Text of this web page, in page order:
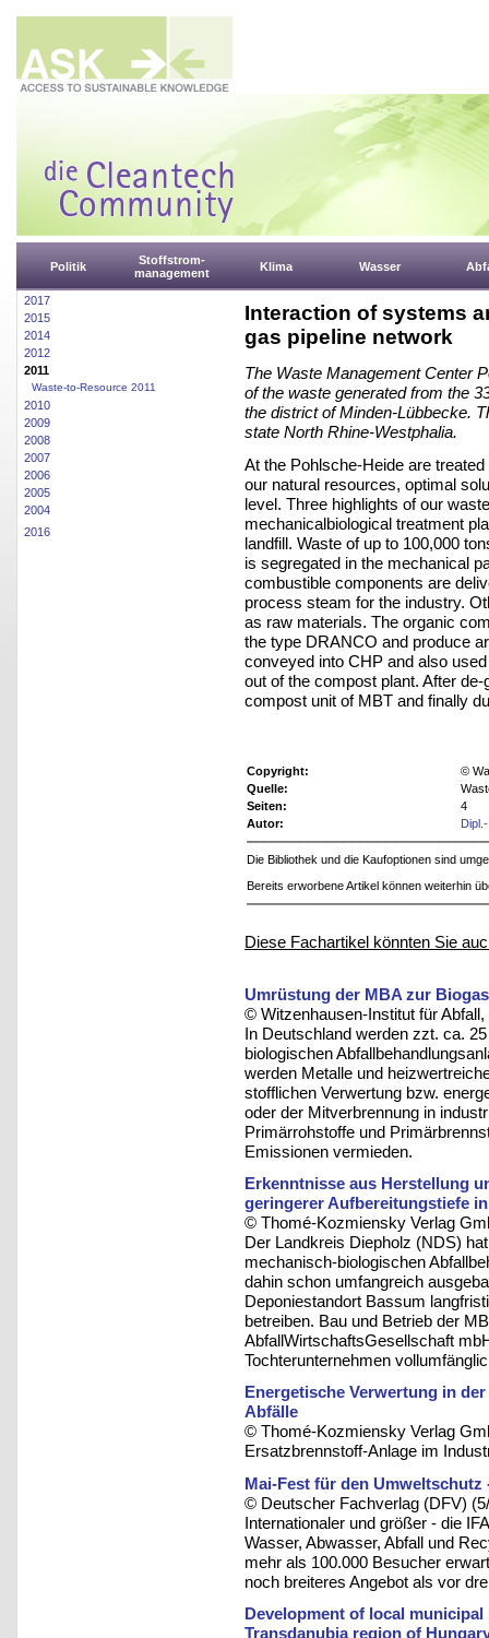
Politik
Stoffstrom-
management
Klima Wasser
2017
2015
2014
2012
2011
Waste-to-Resource 2011
2010
2009
2008
2007
2006
2005
2004
2016
Interaction of systems
gas pipeline network
The Waste Management Center
of the waste generated from the
the district of Minden-Lübbecke.
state North Rhine-Westphalia.
At the Pohlsche-Heide are
our natural resources, optimal
level. Three highlights of our
mechanicalbiological treatment
landfill. Waste of up to 100,000
is segregated in the mechanical
combustible components are
process steam for the industry.
as raw materials. The organic
the type DRANCO and produce
conveyed into CHP and also
out of the compost plant. After
compost unit of MBT and finally
Copyright:
©
Quelle:
Seiten:
4
Autor:
Die Bibliothek und die Kaufoptionen sind
Bereits erworbene Artikel können weiterhin
Diese Fachartikel könnten Sie
Umrüstung der MBA zur
© Witzenhausen-Institut für
In Deutschland werden zzt. ca.
biologischen
werden Metalle und
stofflichen Verwertung bzw.
oder der Mitverbrennung in
Primärrohstoffe und
Emissionen vermieden.
Erkenntnisse aus Herstellung
geringerer Aufbereitungstiefe
© Thomé-Kozmiensky Verlag
Der Landkreis Diepholz (NDS)
mechanisch-biologischen
dahin schon umfangreich
Deponiestandort Bassum
betreiben. Bau und Betrieb der
AbfallWirtschaftsGesellschaft
Tochterunternehmen
Energetische Verwertung in
Abfälle
© Thomé-Kozmiensky Verlag
Ersatzbrennstoff-Anlage im
Mai-Fest für den Umweltschutz
© Deutscher Fachverlag (DFV)
Internationaler und größer - die
Wasser, Abwasser, Abfall und
mehr als 100.000 Besucher
noch breiteres Angebot als vor
Development of local
Transdanubia region of